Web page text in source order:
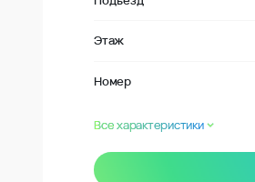
Этаж
Номер
Все характеристики